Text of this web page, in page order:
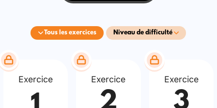
Tous les exercices Niveau de difficulté
Exercice Exercice Exercice